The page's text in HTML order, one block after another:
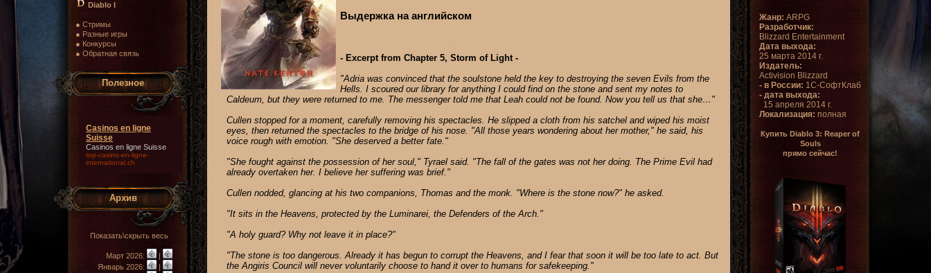
Diablo I
● Стримы
● Разные игры
● Конкурсы
● Обратная связь
Полезное
Casinos en ligne
Suisse
Casinos en ligne Suisse
top-casino-en-ligne-
international.ch
Архив
Показать\скрыть весь
Март 2026:
|
Январь 2026:
|
Выдержка на английском
- Excerpt from Chapter 5, Storm of Light -
"Adria was convinced that the soulstone held the key to destroying the seven Evils from the
Hells. I scoured our library for anything I could find on the stone and sent my notes to
Caldeum, but they were returned to me. The messenger told me that Leah could not be found. Now you tell us that she…"
Cullen stopped for a moment, carefully removing his spectacles. He slipped a cloth from his satchel and wiped his moist
eyes, then returned the spectacles to the bridge of his nose. "All those years wondering about her mother," he said, his
voice rough with emotion. "She deserved a better fate."
"She fought against the possession of her soul," Tyrael said. "The fall of the gates was not her doing. The Prime Evil had
already overtaken her. I believe her suffering was brief."
Cullen nodded, glancing at his two companions, Thomas and the monk. "Where is the stone now?" he asked.
"It sits in the Heavens, protected by the Luminarei, the Defenders of the Arch."
"A holy guard? Why not leave it in place?"
"The stone is too dangerous. Already it has begun to corrupt the Heavens, and I fear that soon it will be too late to act. But
the Angiris Council will never voluntarily choose to hand it over to humans for safekeeping."
Жанр: ARPG
Разработчик:
Blizzard Entertainment
Дата выхода:
25 марта 2014 г.
Издатель:
Activision Blizzard
- в России: 1С-СофтКлаб
- дата выхода:
15 апреля 2014 г.
Локализация: полная
Купить Diablo 3: Reaper of
Souls
прямо сейчас!